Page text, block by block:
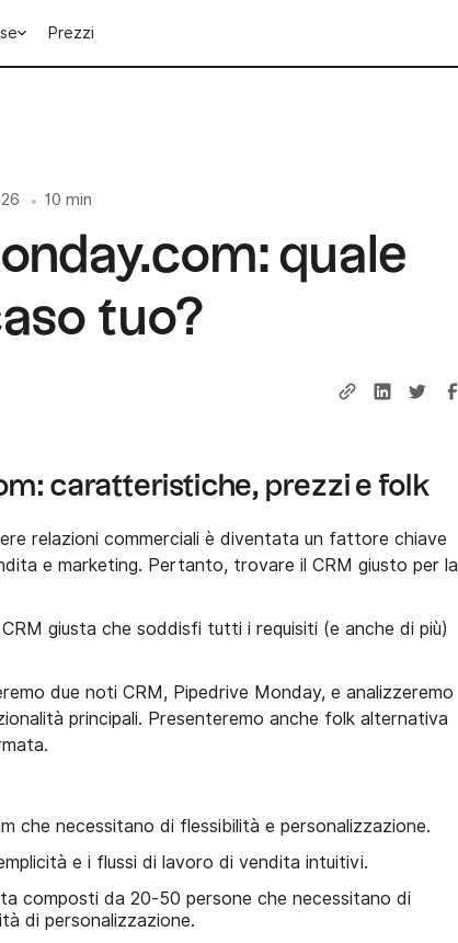
Prezzi
• 10 min
quale
tuo?
caratteristiche, prezzi e folk
relazioni commerciali è diventata un fattore chiave
e marketing. Pertanto, trovare il CRM giusto per la
giusta che soddisfi tutti i requisiti (e anche di più)
due noti CRM, Pipedrive Monday, e analizzeremo
principali. Presenteremo anche folk alternativa
che necessitano di flessibilità e personalizzazione.
e i flussi di lavoro di vendita intuitivi.
composti da 20-50 persone che necessitano di
di personalizzazione.